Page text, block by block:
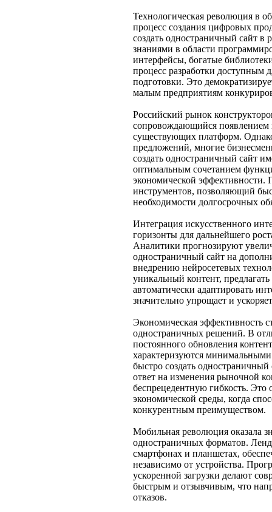
Технологическая революция в
процесс создания цифровых
создать одностраничный сайт
знаниями в области
интерфейсы, богатые
процесс разработки доступным
подготовки. Это
малым предприятиям
Российский рынок
сопровождающийся появлением
существующих платформ.
предложений, многие
создать одностраничный сайт
оптимальным сочетанием
экономической эффективности.
инструментов, позволяющий
необходимости долгосрочных
Интеграция искусственного
горизонты для дальнейшего
Аналитики прогнозируют
одностраничный сайт на
внедрению нейросетевых
уникальный контент,
автоматически адаптировать
значительно упрощает и
Экономическая эффективность
одностраничных решений. В
постоянного обновления
характеризуются
быстро создать
ответ на изменения рыночной
беспрецедентную гибкость. Это
экономической среды, когда
конкурентным преимуществом.
Мобильная революция оказала
одностраничных форматов.
смартфонах и планшетах,
независимо от устройства.
ускоренной загрузки делают
быстрым и отзывчивым, что
отказов.